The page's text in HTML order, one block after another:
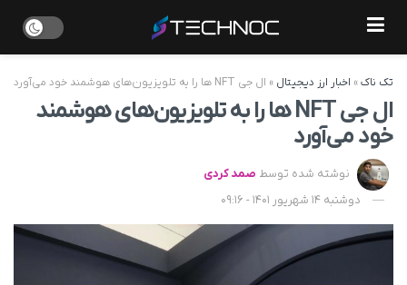
تک ناک» اخبار ارز دیجیتال » ال جی NFT ها را به تلویزیون‌های هوشمند خود می‌آورد
ال جی NFT ها را به تلویزیون‌های هوشمند
خود می‌آورد
نوشته شده توسط صمد کردی
دوشنبه 14 شهریور 1401 - 09:16